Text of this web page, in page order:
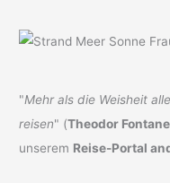
"Mehr als die Weisheit
reisen" (Theodor Fontane
unserem Reise-Portal